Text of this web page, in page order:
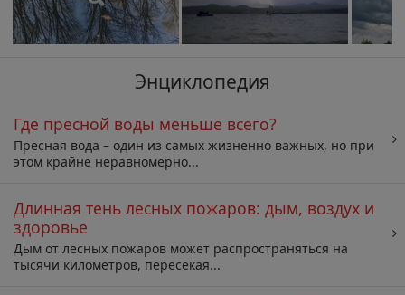
Энциклопедия
Где пресной воды меньше всего?
Пресная вода – один из самых жизненно важных, но при
этом крайне неравномерно...
Длинная тень лесных пожаров: дым, воздух и
здоровье
Дым от лесных пожаров может распространяться на
тысячи километров, пересекая...